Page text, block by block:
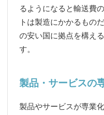
るようになると輸送費
トは製造にかかるもの
の安い国に拠点を構え
す。
製品・サービスの
製品やサービスが専業